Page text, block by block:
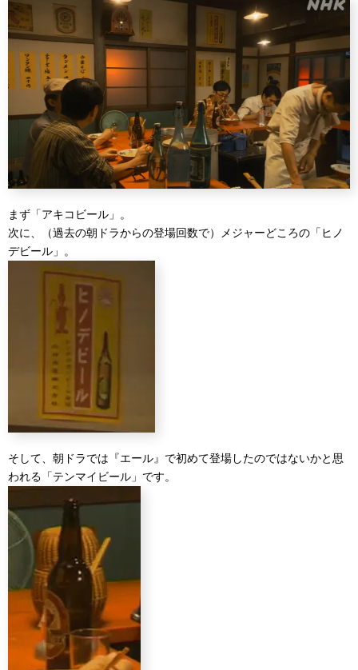
まず「アキコビール」。
次に、（過去の朝ドラからの登場回数で）メジャーどころの「ヒノ
デビール」。
そして、朝ドラでは『エール』で初めて登場したのではないかと思
われる「テンマイビール」です。